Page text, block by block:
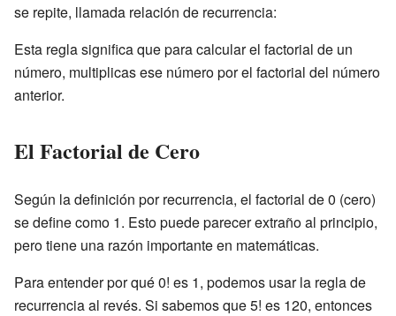
se repite, llamada relación de recurrencia:
Esta regla significa que para calcular el factorial de un
número, multiplicas ese número por el factorial del número
anterior.
El Factorial de Cero
Según la definición por recurrencia, el factorial de 0 (cero)
se define como 1. Esto puede parecer extraño al principio,
pero tiene una razón importante en matemáticas.
Para entender por qué 0! es 1, podemos usar la regla de
recurrencia al revés. Si sabemos que 5! es 120, entonces